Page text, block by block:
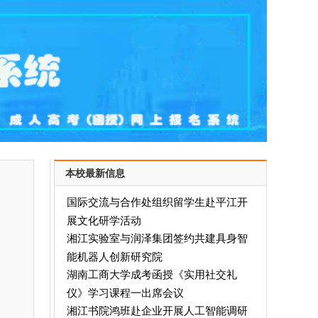
本校最新信息
国际交流与合作处组织留学生赴平江开
展文化研学活动
湘江实验室与润泽集团签约共建具身智
能机器人创新研究院
湖南工商大学成考函授《实用社交礼
仪》学习课程一出席会议
湘江书院鸿班赴企业开展人工智能调研